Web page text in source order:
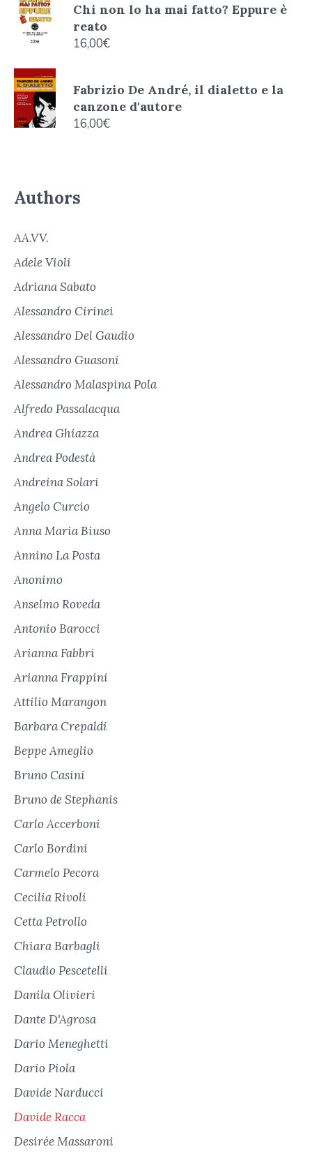
Chi non lo ha mai fatto? Eppure è
reato
16,00€
Fabrizio De André, il dialetto e la
canzone d'autore
16,00€
Authors
AA.VV.
Adele Violi
Adriana Sabato
Alessandro Cirinei
Alessandro Del Gaudio
Alessandro Guasoni
Alessandro Malaspina Pola
Alfredo Passalacqua
Andrea Ghiazza
Andrea Podestà
Andreina Solari
Angelo Curcio
Anna Maria Biuso
Annino La Posta
Anonimo
Anselmo Roveda
Antonio Barocci
Arianna Fabbri
Arianna Frappini
Attilio Marangon
Barbara Crepaldi
Beppe Ameglio
Bruno Casini
Bruno de Stephanis
Carlo Accerboni
Carlo Bordini
Carmelo Pecora
Cecilia Rivoli
Cetta Petrollo
Chiara Barbagli
Claudio Pescetelli
Danila Olivieri
Dante D'Agrosa
Dario Meneghetti
Dario Piola
Davide Narducci
Davide Racca
Desirée Massaroni